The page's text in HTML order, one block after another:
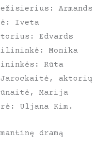
Armands
Iveta
Edvards
Monika
Rūta
Jarockaitė, aktorių
Marija
Uljana Kim.
dramą